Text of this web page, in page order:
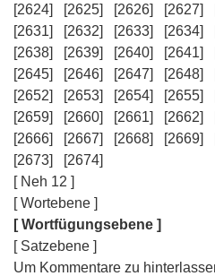
[2624]
[2625] [2626] [2627]
[2631]
[2632] [2633] [2634]
[2638]
[2639] [2640] [2641]
[2645]
[2646] [2647] [2648]
[2652]
[2653] [2654] [2655]
[2659]
[2660] [2661] [2662]
[2666]
[2667] [2668] [2669]
[2673]
[2674]
[ Neh 12 ]
[ Wortebene ]
[ Wortfügungsebene ]
[ Satzebene ]
Um Kommentare zu